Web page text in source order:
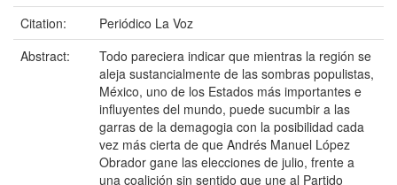
Citation:
Periódico La Voz
Abstract:
Todo pareciera indicar que mientras la región se
aleja sustancialmente de las sombras populistas,
México, uno de los Estados más importantes e
influyentes del mundo, puede sucumbir a las
garras de la demagogia con la posibilidad cada
vez más cierta de que Andrés Manuel López
Obrador gane las elecciones de julio, frente a
una coalición sin sentido que une al Partido